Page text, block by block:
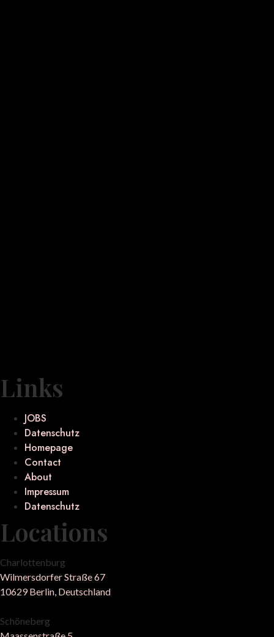
Links
JOBS
Datenschutz
Homepage
Contact
About
Impressum
Datenschutz
Locations
Charlottenburg
Wilmersdorfer Straße 67
10629 Berlin, Deutschland
Schöneberg